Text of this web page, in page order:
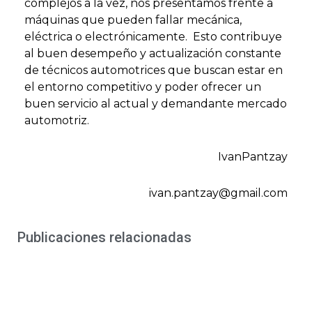
complejos a la vez, nos presentamos frente a
máquinas que pueden fallar mecánica,
eléctrica o electrónicamente. Esto contribuye
al buen desempeño y actualización constante
de técnicos automotrices que buscan estar en
el entorno competitivo y poder ofrecer un
buen servicio al actual y demandante mercado
automotriz.
IvanPantzay
ivan.pantzay@gmail.com
Publicaciones relacionadas